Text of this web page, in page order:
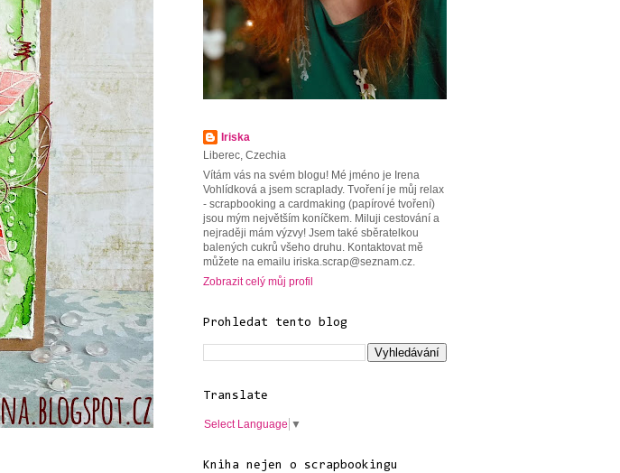
Iriska
Liberec, Czechia
Vítám vás na svém blogu! Mé jméno je Irena
Vohlídková a jsem scraplady. Tvoření je můj relax
- scrapbooking a cardmaking (papírové tvoření)
jsou mým největším koníčkem. Miluji cestování a
nejraději mám výzvy! Jsem také sběratelkou
balených cukrů všeho druhu. Kontaktovat mě
můžete na emailu iriska.scrap@seznam.cz.
Zobrazit celý můj profil
Prohledat tento blog
Translate
Select Language ▼
Kniha nejen o scrapbookingu